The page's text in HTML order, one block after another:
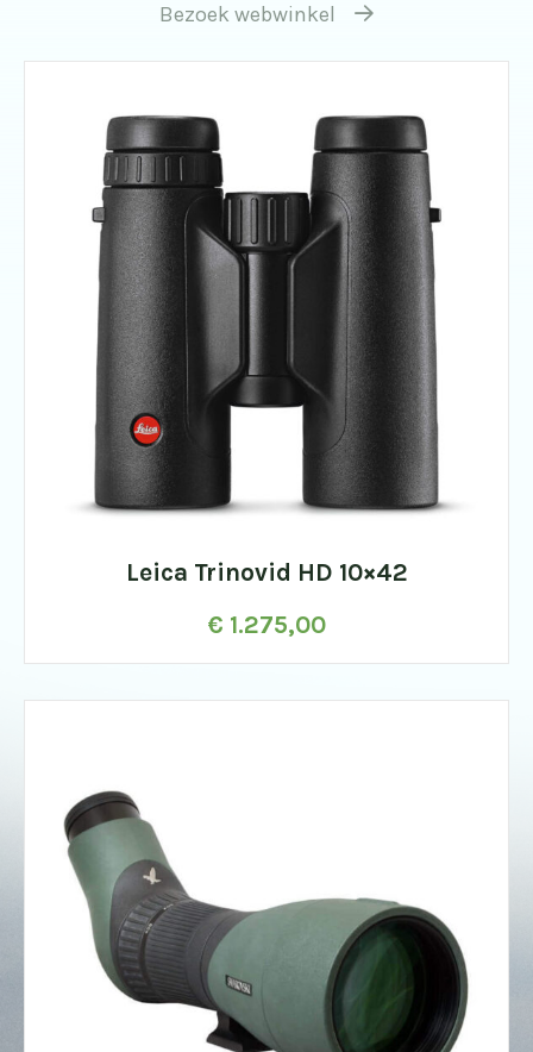
Bezoek webwinkel
Leica Trinovid HD 10×42
€ 1.275,00